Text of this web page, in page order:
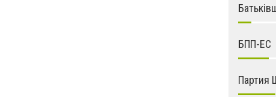
БПП-ЕС
Партия